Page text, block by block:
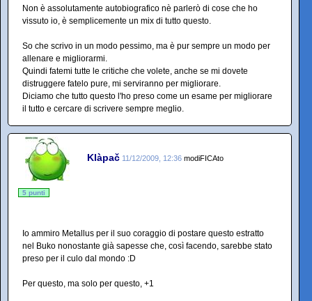
Non è assolutamente autobiografico nè parlerò di cose che ho
vissuto io, è semplicemente un mix di tutto questo.
So che scrivo in un modo pessimo, ma è pur sempre un modo per
allenare e migliorarmi.
Quindi fatemi tutte le critiche che volete, anche se mi dovete
distruggere fatelo pure, mi serviranno per migliorare.
Diciamo che tutto questo l'ho preso come un esame per migliorare
il tutto e cercare di scrivere sempre meglio.
Klàpač 11/12/2009, 12:36 modiFICAto
5 punti
Io ammiro Metallus per il suo coraggio di postare questo estratto
nel Buko nonostante già sapesse che, così facendo, sarebbe stato
preso per il culo dal mondo :D
Per questo, ma solo per questo, +1